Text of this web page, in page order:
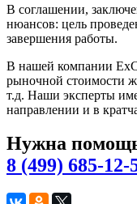
В соглашении,
нюансов: цель
завершения работы.
В нашей компании
рыночной стоимости
т.д. Наши эксперты
направлении и в
Нужна
8 (499) 685-12-